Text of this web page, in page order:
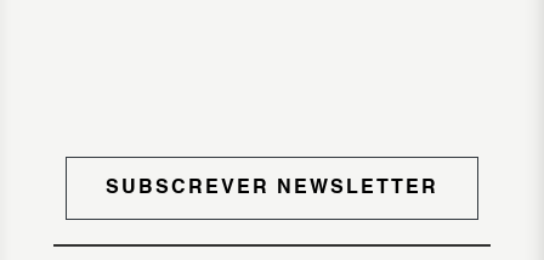
SUBSCREVER NEWSLETTER